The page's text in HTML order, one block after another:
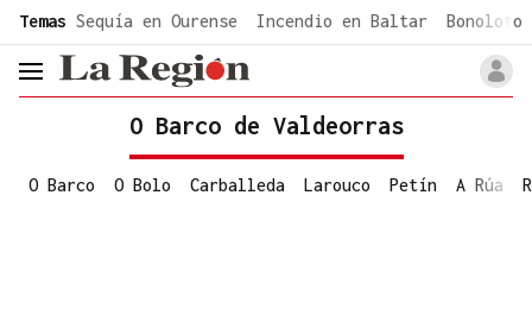
common.go-to-content
Temas Sequía en Ourense Incendio en Baltar Bonoloto
header.menu.open
O Barco de Valdeorras
O Barco O Bolo Carballeda Larouco Petín A Rúa